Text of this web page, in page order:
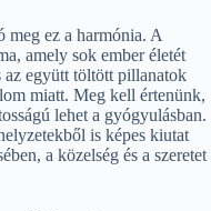
meg ez a harmónia. A
amely sok ember életét
az együtt töltött pillanatok
miatt. Meg kell értenünk,
lehet a gyógyulásban.
is képes kiutat
a közelség és a szeretet